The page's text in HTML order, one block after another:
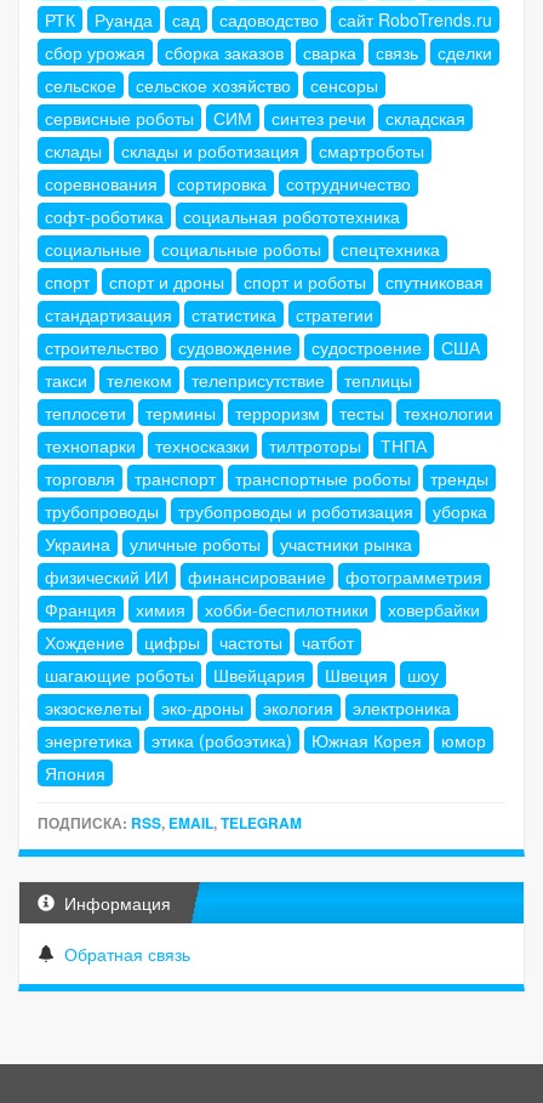
РТК
Руанда сад садоводство
сайт RoboTrends.ru
сбор урожая
сборка заказов сварка связь
сделки
сельское
сельское хозяйство
сенсоры
сервисные роботы
СИМ синтез речи
складская
склады
склады и роботизация
смартроботы
соревнования
сортировка
сотрудничество
софт-роботика
социальная робототехника
социальные
социальные роботы
спецтехника
спорт
спорт и дроны спорт и роботы
спутниковая
стандартизация
статистика
стратегии
строительство
судовождение судостроение
США
такси
телеком телеприсутствие
теплицы
теплосети
термины терроризм тесты
технологии
технопарки
техносказки тилтроторы
ТНПА
торговля
транспорт транспортные роботы
тренды
трубопроводы
трубопроводы и роботизация
уборка
Украина
уличные роботы
участники рынка
физический ИИ
финансирование
фотограмметрия
Франция
химия хобби-беспилотники
ховербайки
Хождение
цифры частоты
чатбот
шагающие роботы
Швейцария Швеция
шоу
экзоскелеты
эко-дроны экология
электроника
энергетика
этика (робоэтика) Южная Корея
юмор
Япония
ПОДПИСКА: RSS, EMAIL,TELEGRAM
Информация
Обратная связь